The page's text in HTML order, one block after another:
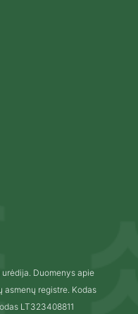
Duomenys apie
asmenų registre. Kodas
LT323408811